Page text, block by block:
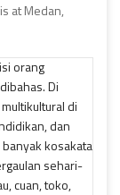
is at Medan,